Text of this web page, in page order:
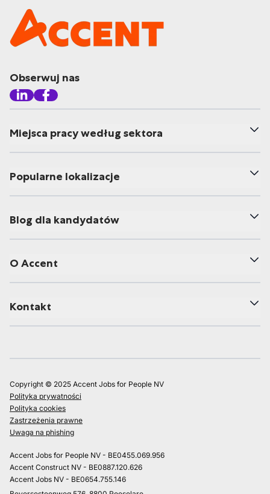
Obserwuj nas
Miejsca pracy według sektora
Popularne lokalizacje
Blog dla kandydatów
O Accent
Kontakt
Copyright © 2025 Accent Jobs for People NV
Polityka prywatności
Polityka cookies
Zastrzeżenia prawne
Uwaga na phishing
Accent Jobs for People NV - BE0455.069.956
Accent Construct NV - BE0887.120.626
Accent Jobs NV - BE0654.755.146